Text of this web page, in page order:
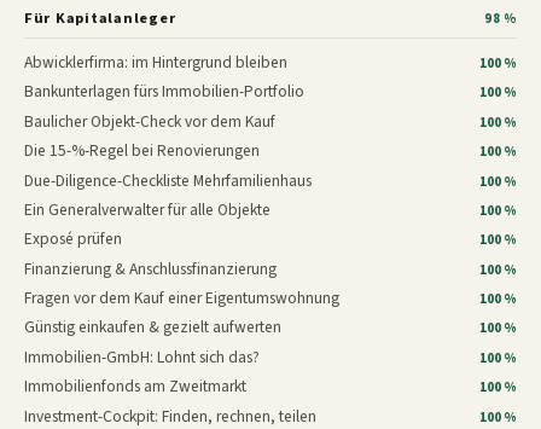
Für Kapitalanleger 98 %
Abwicklerfirma: im Hintergrund bleiben 100 %
Bankunterlagen fürs Immobilien-Portfolio 100 %
Baulicher Objekt-Check vor dem Kauf 100 %
Die 15-%-Regel bei Renovierungen 100 %
Due-Diligence-Checkliste Mehrfamilienhaus 100 %
Ein Generalverwalter für alle Objekte 100 %
Exposé prüfen 100 %
Finanzierung & Anschlussfinanzierung 100 %
Fragen vor dem Kauf einer Eigentumswohnung 100 %
Günstig einkaufen & gezielt aufwerten 100 %
Immobilien-GmbH: Lohnt sich das? 100 %
Immobilienfonds am Zweitmarkt 100 %
Investment-Cockpit: Finden, rechnen, teilen 100 %